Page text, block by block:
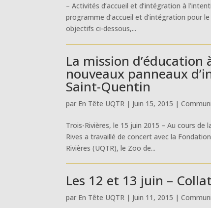
– Activités d’accueil et d’intégration à
programme d’accueil et d’intégration pour
objectifs ci-dessous,...
La mission d’éducation
nouveaux panneaux
Saint-Quentin
par En Tête UQTR | Juin 15, 2015 |
Trois-Rivières, le 15 juin 2015 – Au cours
Rives a travaillé de concert avec la
Rivières (UQTR), le Zoo de...
Les 12 et 13 juin –
par En Tête UQTR | Juin 11, 2015 |